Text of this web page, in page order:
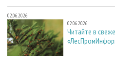
02.06.2026
02.06.2026
Читайте в